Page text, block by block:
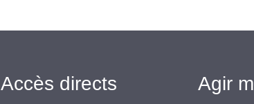
Accès directs Agir